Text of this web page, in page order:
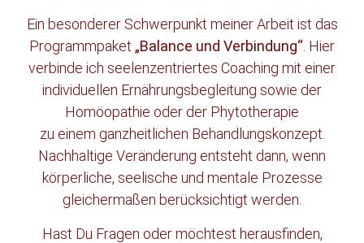
Ein besonderer Schwerpunkt meiner Arbeit ist das
Programmpaket „Balance und Verbindung“ . Hier
verbinde ich seelenzentriertes Coaching mit einer
individuellen Ernährungsbegleitung sowie der
Homöopathie oder der Phytotherapie
zu einem ganzheitlichen Behandlungskonzept.
Nachhaltige Veränderung entsteht dann, wenn
körperliche, seelische und mentale Prozesse
gleichermaßen berücksichtigt werden.
Hast Du Fragen oder möchtest herausfinden,